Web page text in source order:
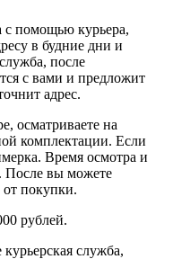
с помощью курьера,
в будние дни и
после
с вами и предложит
адрес.
осматриваете на
комплектации. Если
Время осмотра и
После вы можете
от покупки.
рублей.
служба,